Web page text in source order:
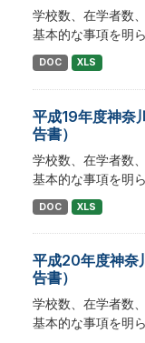
学校数、在学者数
基本的な事項を明
DOC XLS
平成19年度神奈
告書）
学校数、在学者数
基本的な事項を明
DOC XLS
平成20年度神奈
告書）
学校数、在学者数
基本的な事項を明